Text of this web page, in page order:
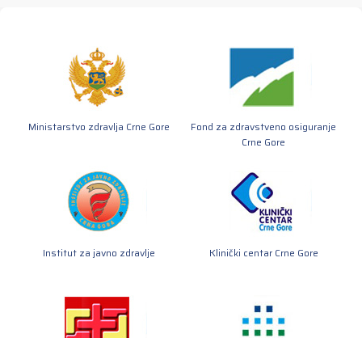
Ministarstvo zdravlja Crne Gore
Fond za zdravstveno osiguranje
Crne Gore
Institut za javno zdravlje Klinički centar Crne Gore